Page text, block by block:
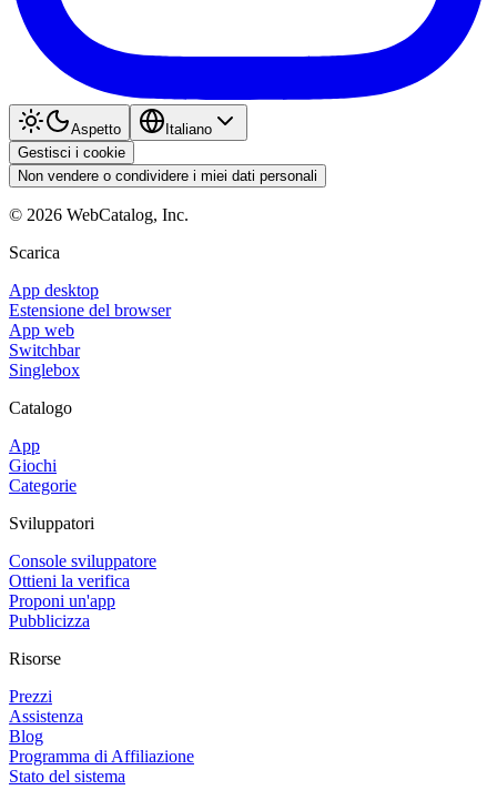
Aspetto
Italiano
Gestisci i cookie
Non vendere o condividere i miei dati personali
© 2026 WebCatalog, Inc.
Scarica
App desktop
Estensione del browser
App web
Switchbar
Singlebox
Catalogo
App
Giochi
Categorie
Sviluppatori
Console sviluppatore
Ottieni la verifica
Proponi un'app
Pubblicizza
Risorse
Prezzi
Assistenza
Blog
Programma di Affiliazione
Stato del sistema